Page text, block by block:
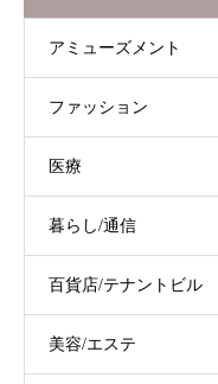
アミューズメント
ファッション
医療
暮らし/通信
百貨店/テナントビル
美容/エステ